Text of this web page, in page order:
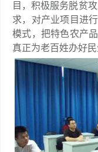
目，积极服务脱贫
求，对产业项目进
模式，把特色农产
真正为老百姓办好民